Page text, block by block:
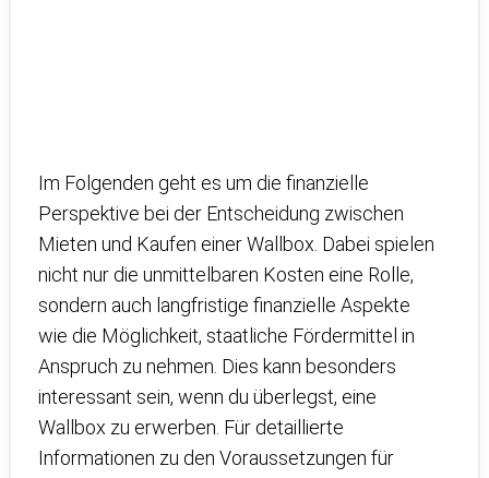
Im Folgenden geht es um die finanzielle
Perspektive bei der Entscheidung zwischen
Mieten und Kaufen einer Wallbox. Dabei spielen
nicht nur die unmittelbaren Kosten eine Rolle,
sondern auch langfristige finanzielle Aspekte
wie die Möglichkeit, staatliche Fördermittel in
Anspruch zu nehmen. Dies kann besonders
interessant sein, wenn du überlegst, eine
Wallbox zu erwerben. Für detaillierte
Informationen zu den Voraussetzungen für